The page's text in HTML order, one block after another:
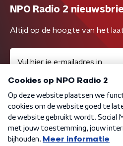
NPO Radio 2
Altijd op de hoogte van het
Algemene voorwaarden